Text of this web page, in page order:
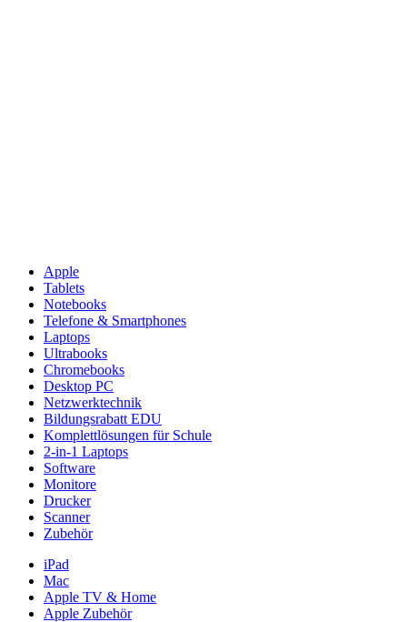
Apple
Tablets
Notebooks
Telefone & Smartphones
Laptops
Ultrabooks
Chromebooks
Desktop PC
Netzwerktechnik
Bildungsrabatt EDU
Komplettlösungen für Schule
2-in-1 Laptops
Software
Monitore
Drucker
Scanner
Zubehör
iPad
Mac
Apple TV & Home
Apple Zubehör